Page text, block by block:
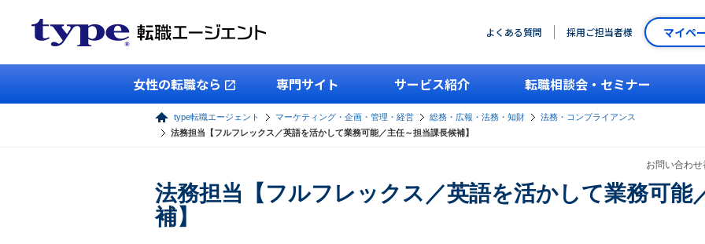
よくある質問 採用ご担当者様 マイペ
女性の転職なら 専門サイト サービス紹介 転職相談会・セミナー
type転職エージェント マーケティング・企画・管理・経営 総務・広報・法務・知財
法務・コンプライアンス
法務担当【フルフレックス／英語を活かして業務可能／主任～担当課長候補】
お問い合わ
法務担当【フルフレックス／英語を活かして業務可能
補】